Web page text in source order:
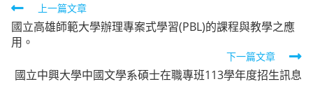
Read
more
articles
上一篇文章
國立高雄師範大學辦理專案式學習(PBL)的課程與教學之應
用。
下一篇文章
國立中興大學中國文學系碩士在職專班113學年度招生訊息